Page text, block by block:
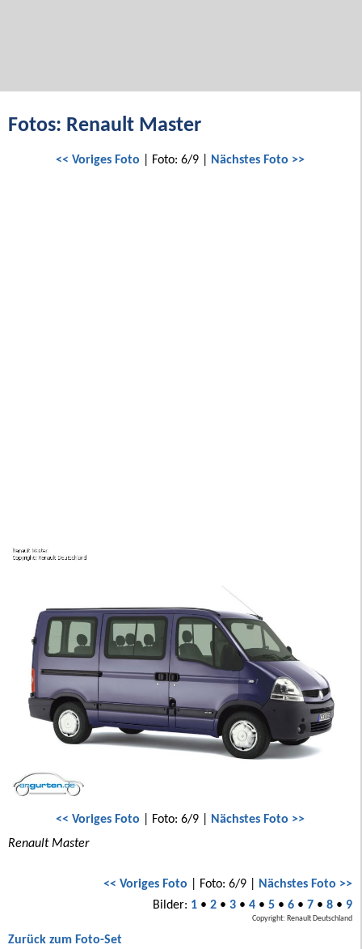
Fotos: Renault Master
<< Voriges Foto | Foto: 6/9 | Nächstes Foto >>
<< Voriges Foto | Foto: 6/9 | Nächstes Foto >>
Renault Master
<< Voriges Foto | Foto: 6/9 | Nächstes Foto >>
Bilder: 1• 2• 3• 4• 5• 6• 7• 8• 9
Copyright: Renault Deutschland
Zurück zum Foto-Set